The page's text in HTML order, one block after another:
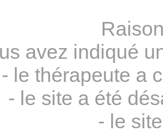
avez indiqué
- le thérapeute a
- le site a été
- le